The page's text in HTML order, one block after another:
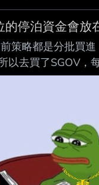
的停泊資金會放
策略都是分批買
以去買了SGOV，
，變化幅度也不
等要進場時再 轉股